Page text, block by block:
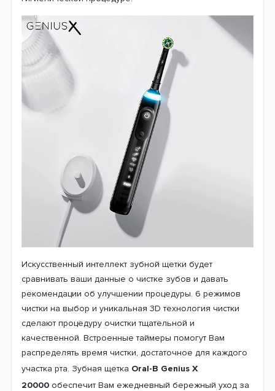
Искусственный интеллект зубной щетки будет
сравнивать ваши данные о чистке зубов и давать
рекомендации об улучшении процедуры. 6 режимов
чистки на выбор и уникальная 3D технология чистки
сделают процедуру очистки тщательной и
качественной. Встроенные таймеры помогут Вам
распределять время чистки, достаточное для каждого
участка рта. Зубная щетка Oral-B Genius X
20000 обеспечит Вам ежедневный бережный уход за